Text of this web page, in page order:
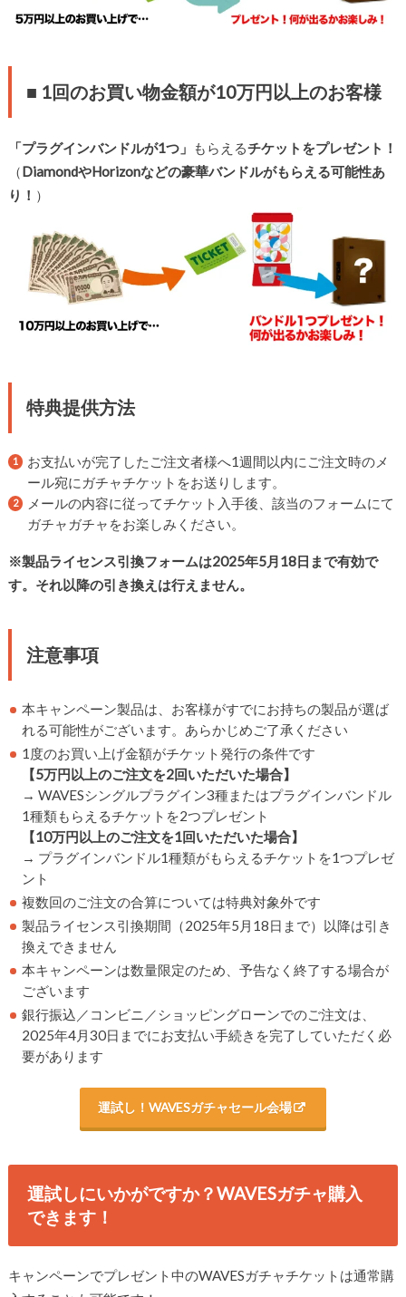
■ 1回のお買い物金額が10万円以上のお客様
「プラグインバンドルが1つ」 もらえるチケットをプレゼント！
（DiamondやHorizonなどの豪華バンドルがもらえる可能性あ
り！ ）
特典提供方法
お支払いが完了したご注文者様へ1週間以内にご注文時のメ
ール宛にガチャチケットをお送りします。
メールの内容に従ってチケット入手後、該当のフォームにて
ガチャガチャをお楽しみください。
※製品ライセンス引換フォームは2025年5月18日まで有効で
す。それ以降の引き換えは行えません。
注意事項
本キャンペーン製品は、お客様がすでにお持ちの製品が選ば
れる可能性がございます。あらかじめご了承ください
1度のお買い上げ金額がチケット発行の条件です
【5万円以上のご注文を2回いただいた場合】
→ WAVESシングルプラグイン3種またはプラグインバンドル
1種類もらえるチケットを2つプレゼント
【10万円以上のご注文を1回いただいた場合】
→ プラグインバンドル1種類がもらえるチケットを1つプレゼ
ント
複数回のご注文の合算については特典対象外です
製品ライセンス引換期間（2025年5月18日まで）以降は引き
換えできません
本キャンペーンは数量限定のため、予告なく終了する場合が
ございます
銀行振込／コンビニ／ショッピングローンでのご注文は、
2025年4月30日までにお支払い手続きを完了していただく必
要があります
運試し！WAVESガチャセール会場
運試しにいかがですか？WAVESガチャ購入
できます！
キャンペーンでプレゼント中のWAVESガチャチケットは通常購